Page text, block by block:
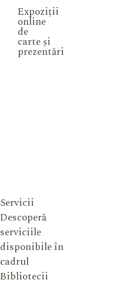
Expoziții
online
de
carte și
prezentări
Servicii
Descoperă
serviciile
disponibile în
cadrul
Bibliotecii